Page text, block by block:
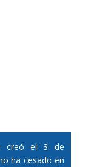
creó el 3 de
ha cesado en